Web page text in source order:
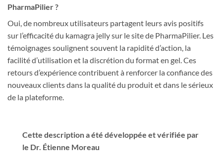
PharmaPilier ?
Oui, de nombreux utilisateurs partagent leurs avis positifs
sur l’efficacité du kamagra jelly sur le site de PharmaPilier. Les
témoignages soulignent souvent la rapidité d’action, la
facilité d’utilisation et la discrétion du format en gel. Ces
retours d’expérience contribuent à renforcer la confiance des
nouveaux clients dans la qualité du produit et dans le sérieux
de la plateforme.
Cette description a été développée et vérifiée par
le Dr. Étienne Moreau